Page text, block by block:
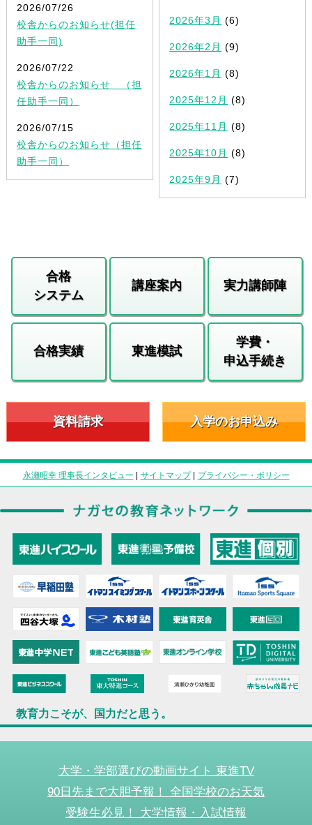
2026/07/26
校舎からのお知らせ(担任
助手一同)
2026/07/22
校舎からのお知らせ （担
任助手一同）
2026/07/15
校舎からのお知らせ（担任
助手一同）
2026年3月 (6)
2026年2月 (9)
2026年1月 (8)
2025年12月 (8)
2025年11月 (8)
2025年10月 (8)
2025年9月 (7)
合格
システム
講座案内 実力講師陣
合格実績 東進模試
学費・
申込手続き
資料請求 入学のお申込み
永瀬昭幸 理事長インタビュー | サイトマップ| プライバシー・ポリシー
教育力こそが、国力だと思う。
大学・学部選びの動画サイト 東進TV
90日先まで大胆予報！ 全国学校のお天気
受験生必見！ 大学情報・入試情報